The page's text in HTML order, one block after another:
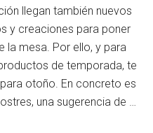
llegan también nuevos
y creaciones para poner
la mesa. Por ello, y para
de temporada, te
otoño. En concreto es
una sugerencia de …